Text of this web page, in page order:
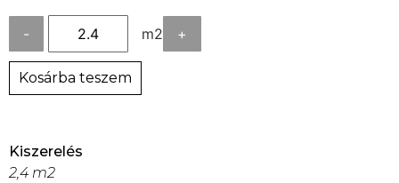
- m2 +
Kosárba teszem
Kiszerelés
2,4 m2